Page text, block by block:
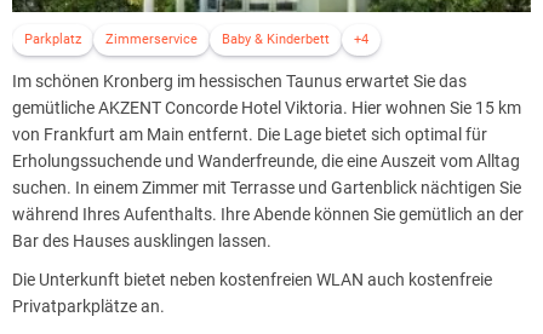
Parkplatz Zimmerservice Baby & Kinderbett +4
Im schönen Kronberg im hessischen Taunus erwartet Sie das
gemütliche AKZENT Concorde Hotel Viktoria. Hier wohnen Sie 15 km
von Frankfurt am Main entfernt. Die Lage bietet sich optimal für
Erholungssuchende und Wanderfreunde, die eine Auszeit vom Alltag
suchen. In einem Zimmer mit Terrasse und Gartenblick nächtigen Sie
während Ihres Aufenthalts. Ihre Abende können Sie gemütlich an der
Bar des Hauses ausklingen lassen.
Die Unterkunft bietet neben kostenfreien WLAN auch kostenfreie
Privatparkplätze an.